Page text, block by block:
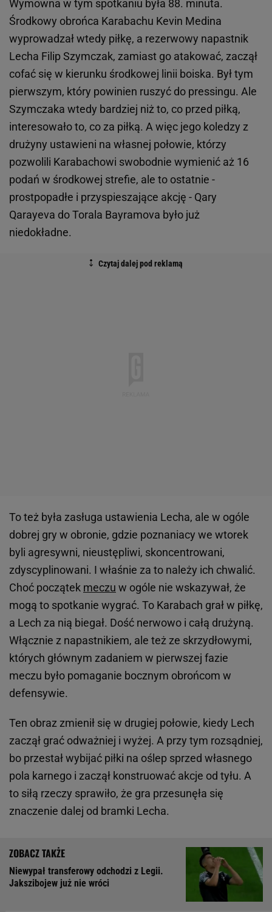
Wymowna w tym spotkaniu była 88. minuta.
Środkowy obrońca Karabachu Kevin Medina
wyprowadzał wtedy piłkę, a rezerwowy napastnik
Lecha Filip Szymczak, zamiast go atakować, zaczął
cofać się w kierunku środkowej linii boiska. Był tym
pierwszym, który powinien ruszyć do pressingu. Ale
Szymczaka wtedy bardziej niż to, co przed piłką,
interesowało to, co za piłką. A więc jego koledzy z
drużyny ustawieni na własnej połowie, którzy
pozwolili Karabachowi swobodnie wymienić aż 16
podań w środkowej strefie, ale to ostatnie -
prostpopadłe i przyspieszające akcję - Qary
Qarayeva do Torala Bayramova było już
niedokładne.
To też była zasługa ustawienia Lecha, ale w ogóle
dobrej gry w obronie, gdzie poznaniacy we wtorek
byli agresywni, nieustępliwi, skoncentrowani,
zdyscyplinowani. I właśnie za to należy ich chwalić.
Choć początek meczu w ogóle nie wskazywał, że
mogą to spotkanie wygrać. To Karabach grał w piłkę,
a Lech za nią biegał. Dość nerwowo i całą drużyną.
Włącznie z napastnikiem, ale też ze skrzydłowymi,
których głównym zadaniem w pierwszej fazie
meczu było pomaganie bocznym obrońcom w
defensywie.
Ten obraz zmienił się w drugiej połowie, kiedy Lech
zaczął grać odważniej i wyżej. A przy tym rozsądniej,
bo przestał wybijać piłki na oślep sprzed własnego
pola karnego i zaczął konstruować akcje od tyłu. A
to siłą rzeczy sprawiło, że gra przesunęła się
znaczenie dalej od bramki Lecha.
Niewypał transferowy odchodzi z Legii.
Jakszibojew już nie wróci